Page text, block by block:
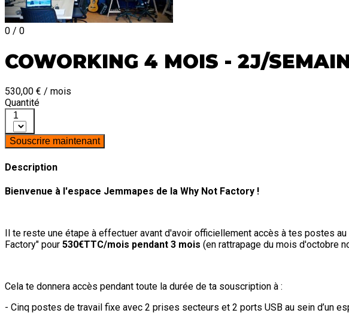
0 / 0
COWORKING 4 MOIS - 2J/
530,00 € / mois
Quantité
1
Souscrire maintenant
Description
Bienvenue à l'espace Jemmapes de la Why Not Factory !
Il te reste une étape à effectuer avant d'avoir officiellement accès à tes postes
Factory" pour 530€TTC/mois pendant 3 mois (en rattrapage du mois d'octobre
Cela te donnera accès pendant toute la durée de ta souscription à :
- Cinq postes de travail fixe avec 2 prises secteurs et 2 ports USB au sein d’un